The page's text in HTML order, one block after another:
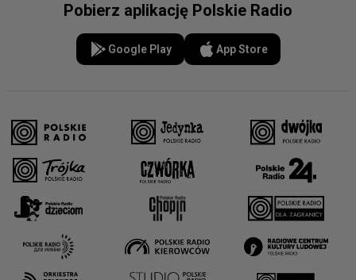
Pobierz aplikację Polskie Radio
Google Play App Store